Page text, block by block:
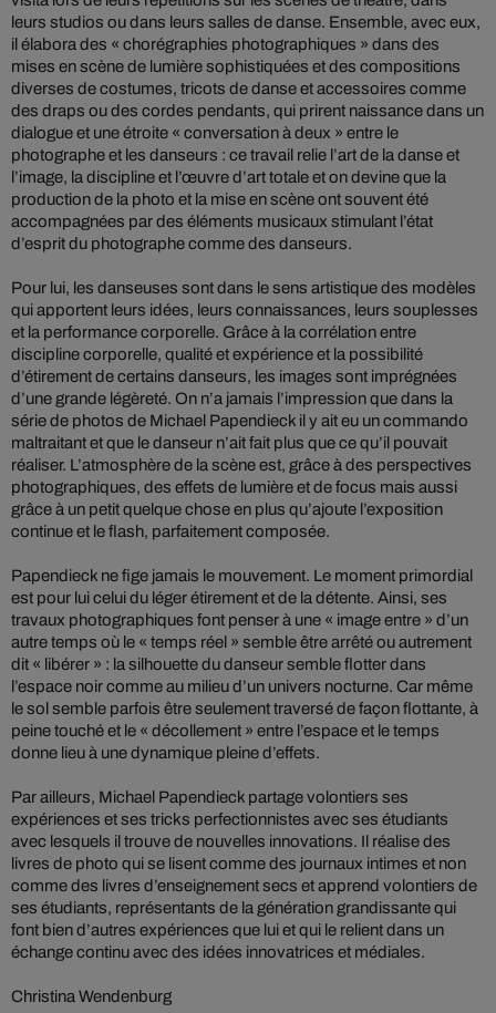
leurs studios ou dans leurs salles de danse. Ensemble, avec eux,
il élabora des « chorégraphies photographiques » dans des
mises en scène de lumière sophistiquées et des compositions
diverses de costumes, tricots de danse et accessoires comme
des draps ou des cordes pendants, qui prirent naissance dans un
dialogue et une étroite « conversation à deux » entre le
photographe et les danseurs : ce travail relie l’art de la danse et
l’image, la discipline et l’œuvre d’art totale et on devine que la
production de la photo et la mise en scène ont souvent été
accompagnées par des éléments musicaux stimulant l’état
d’esprit du photographe comme des danseurs.
Pour lui, les danseuses sont dans le sens artistique des modèles
qui apportent leurs idées, leurs connaissances, leurs souplesses
et la performance corporelle. Grâce à la corrélation entre
discipline corporelle, qualité et expérience et la possibilité
d’étirement de certains danseurs, les images sont imprégnées
d’une grande légèreté. On n’a jamais l’impression que dans la
série de photos de Michael Papendieck il y ait eu un commando
maltraitant et que le danseur n’ait fait plus que ce qu’il pouvait
réaliser. L’atmosphère de la scène est, grâce à des perspectives
photographiques, des effets de lumière et de focus mais aussi
grâce à un petit quelque chose en plus qu’ajoute l’exposition
continue et le flash, parfaitement composée.
Papendieck ne fige jamais le mouvement. Le moment primordial
est pour lui celui du léger étirement et de la détente. Ainsi, ses
travaux photographiques font penser à une « image entre » d’un
autre temps où le « temps réel » semble être arrêté ou autrement
dit « libérer » : la silhouette du danseur semble flotter dans
l’espace noir comme au milieu d’un univers nocturne. Car même
le sol semble parfois être seulement traversé de façon flottante, à
peine touché et le « décollement » entre l’espace et le temps
donne lieu à une dynamique pleine d’effets.
Par ailleurs, Michael Papendieck partage volontiers ses
expériences et ses tricks perfectionnistes avec ses étudiants
avec lesquels il trouve de nouvelles innovations. Il réalise des
livres de photo qui se lisent comme des journaux intimes et non
comme des livres d’enseignement secs et apprend volontiers de
ses étudiants, représentants de la génération grandissante qui
font bien d’autres expériences que lui et qui le relient dans un
échange continu avec des idées innovatrices et médiales.
Christina Wendenburg